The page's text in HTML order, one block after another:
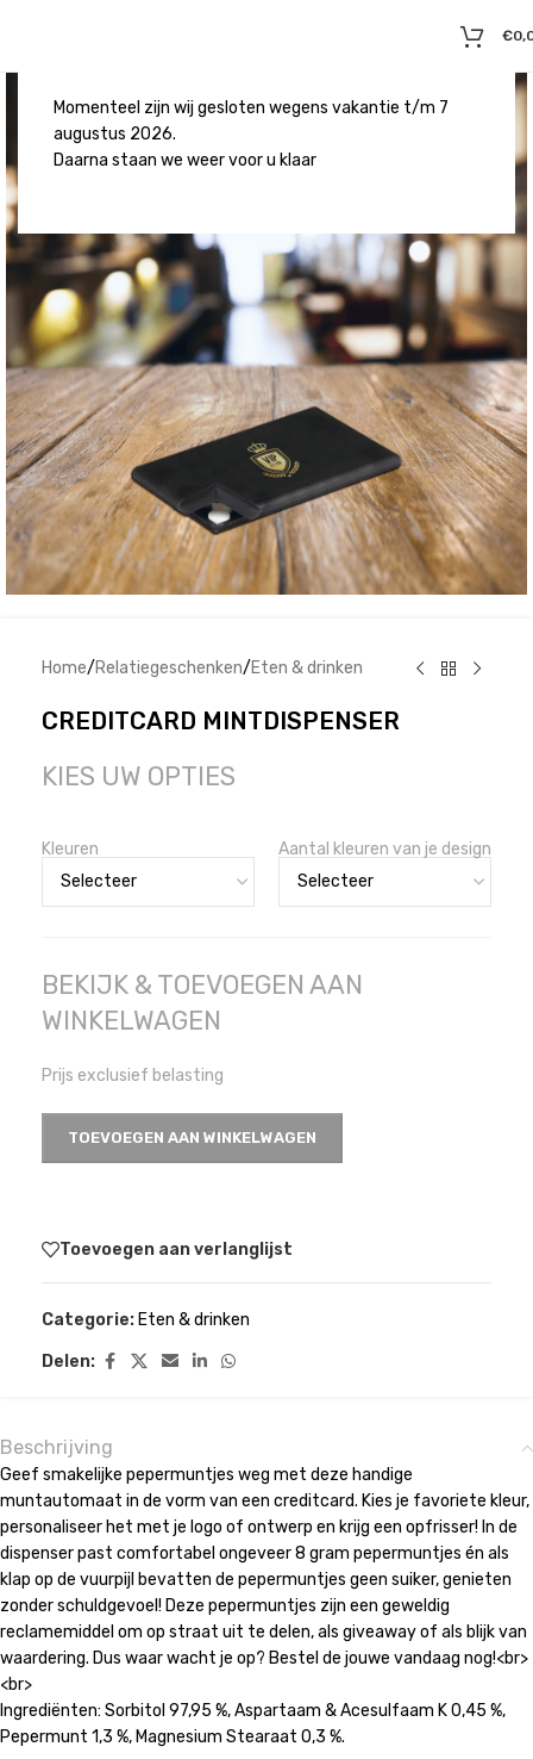
Momenteel zijn wij gesloten wegens vakantie t/m 7
augustus 2026.
Daarna staan we weer voor u klaar
€
Home/Relatiegeschenken/Eten & drinken
CREDITCARD MINTDISPENSER
KIES UW OPTIES
Kleuren Aantal kleuren van je design
BEKIJK & TOEVOEGEN AAN
WINKELWAGEN
Prijs exclusief belasting
TOEVOEGEN AAN WINKELWAGEN
Toevoegen aan verlanglijst
Categorie: Eten & drinken
Delen:
Beschrijving
Geef smakelijke pepermuntjes weg met deze handige
muntautomaat in de vorm van een creditcard. Kies je favoriete kleur,
personaliseer het met je logo of ontwerp en krijg een opfrisser! In de
dispenser past comfortabel ongeveer 8 gram pepermuntjes én als
klap op de vuurpijl bevatten de pepermuntjes geen suiker, genieten
zonder schuldgevoel! Deze pepermuntjes zijn een geweldig
reclamemiddel om op straat uit te delen, als giveaway of als blijk van
waardering. Dus waar wacht je op? Bestel de jouwe vandaag nog!<br>
<br>
Ingrediënten: Sorbitol 97,95 %, Aspartaam & Acesulfaam K 0,45 %,
Pepermunt 1,3 %, Magnesium Stearaat 0,3 %.